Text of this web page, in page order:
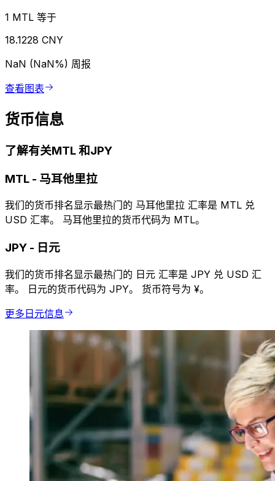
1 MTL 等于
18.1228 CNY
NaN (NaN%) 周报
查看图表
货币信息
了解有关MTL 和JPY
MTL - 马耳他里拉
我们的货币排名显示最热门的 马耳他里拉 汇率是 MTL 兑
USD 汇率。 马耳他里拉的货币代码为 MTL。
JPY - 日元
我们的货币排名显示最热门的 日元 汇率是 JPY 兑 USD 汇
率。 日元的货币代码为 JPY。 货币符号为 ¥。
更多日元信息